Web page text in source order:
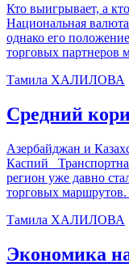
Кто выигрывает, а
Национальная валюта
однако его
торговых партнеров
Тамила ХАЛИЛОВА
Средний
Азербайджан и
Каспий
регион уже давно
торговых маршрутов.
Тамила ХАЛИЛОВА
Экономика